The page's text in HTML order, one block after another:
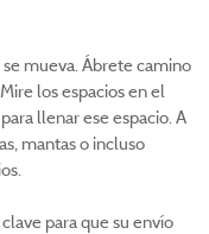
mueva. Ábrete camino
los espacios en el
llenar ese espacio. A
mantas o incluso
para que su envío